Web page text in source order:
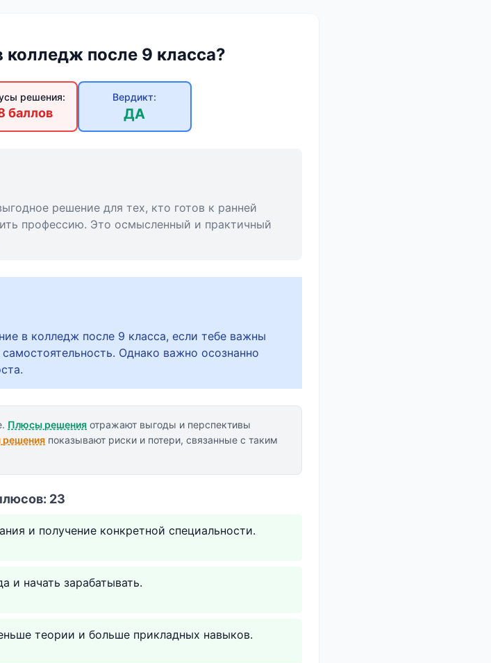
колледж после 9 класса?
решения:
баллов
Вердикт:
ДА
решение для тех, кто готов к ранней
профессию. Это осмысленный и практичный
в колледж после 9 класса, если тебе важны
Однако важно осознанно
Плюсы решения отражают выгоды и перспективы
показывают риски и потери, связанные с таким
23
и получение конкретной специальности.
и начать зарабатывать.
теории и больше прикладных навыков.